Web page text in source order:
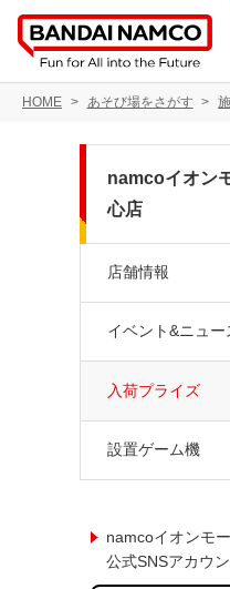
HOME あそび場をさがす
namcoイオン
心店
店舗情報
イベント&ニュー
入荷プライズ
設置ゲーム機
namcoイオンモ
公式SNSアカウ